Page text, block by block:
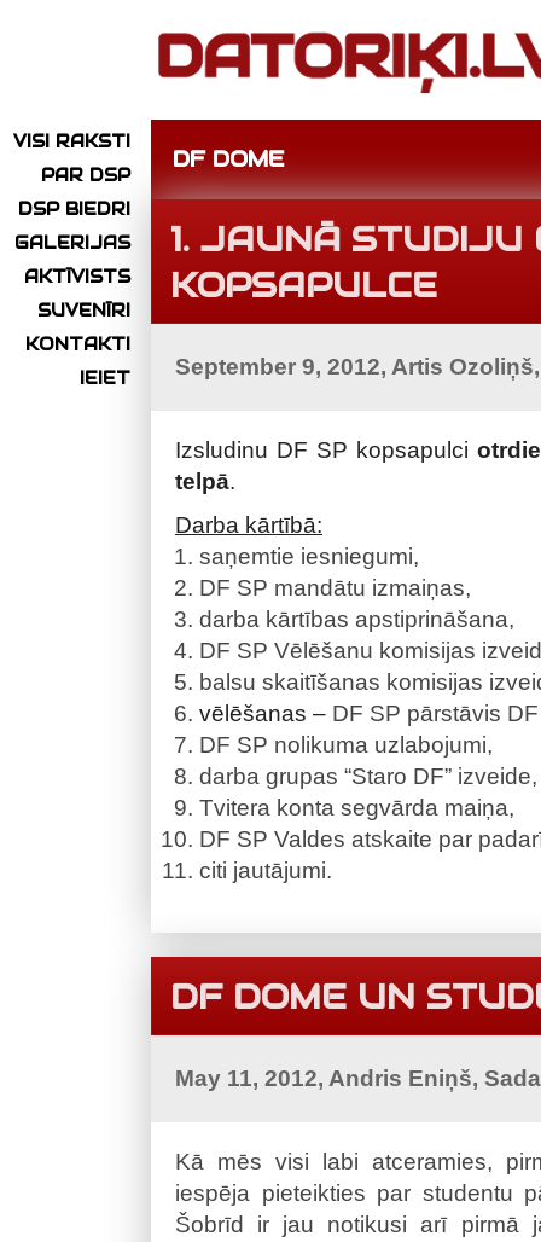
VISI RAKSTI
PAR DSP
DSP BIEDRI
GALERIJAS
AKTĪVISTS
SUVENĪRI
KONTAKTI
IEIET
DF DOME
1. JAUNĀ STUDIJU
KOPSAPULCE
September 9, 2012, Artis
Izsludinu DF SP kopsapulci
telpā.
Darba kārtībā:
saņemtie iesniegumi,
DF SP mandātu izmaiņas,
darba kārtības apstiprināšana,
DF SP Vēlēšanu komisijas
balsu skaitīšanas komisijas
vēlēšanas – DF SP pārstāvis
DF SP nolikuma uzlabojumi,
darba grupas “Staro DF” izveide,
Tvitera konta segvārda maiņa,
DF SP Valdes atskaite par
citi jautājumi.
DF DOME UN
May 11, 2012, Andris Eniņš,
Kā mēs visi labi atceramies,
iespēja pieteikties par studentu
Šobrīd ir jau notikusi arī pirmā